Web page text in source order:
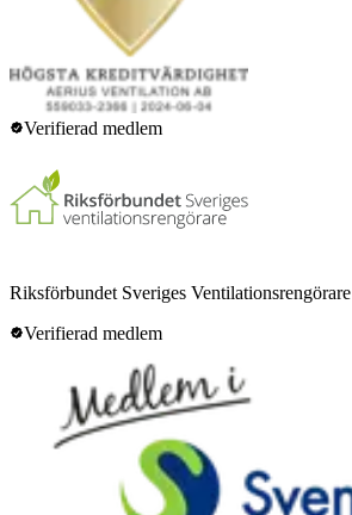
Verifierad medlem
Riksförbundet Sveriges Ventilationsrengörare
Verifierad medlem